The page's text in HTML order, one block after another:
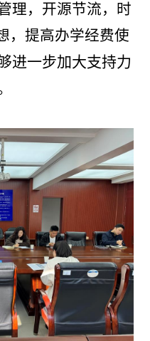
理，开源节流，时
，提高办学经费使
进一步加大支持力